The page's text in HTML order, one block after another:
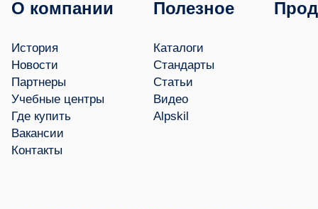
О компании
История
Новости
Партнеры
Учебные центры
Где купить
Вакансии
Контакты
Полезное
Каталоги
Стандарты
Статьи
Видео
Alpskil